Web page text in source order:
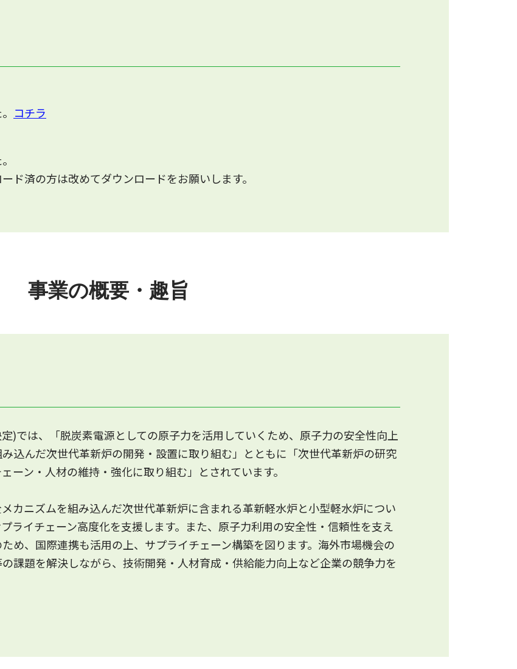
コチラ
ド済の方は改めてダウンロードをお願いします。
資料・採択結果の公募関係資料欄をご覧ください。コチラ
開発・サプライチェーン構築支援事業補助金の公募を開始しました。
事業の概要・趣旨
)では、「脱炭素電源としての原子力を活用していくため、原子力の安全性向上
込んだ次世代革新炉の開発・設置に取り組む」とともに「次世代革新炉の研究
ーン・人材の維持・強化に取り組む」とされています。
カニズムを組み込んだ次世代革新炉に含まれる革新軽水炉と小型軽水炉につい
ライチェーン高度化を支援します。また、原子力利用の安全性・信頼性を支え
め、国際連携も活用の上、サプライチェーン構築を図ります。海外市場機会の
課題を解決しながら、技術開発・人材育成・供給能力向上など企業の競争力を